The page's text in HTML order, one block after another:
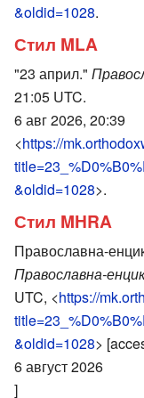
&oldid=1028.
Стил MLA
"23 април."
21:05 UTC.
6 авг 2026, 20:39
<https://
&oldid=1028>.
Стил MHRA
Православна-
Православна-
UTC, <https://
&oldid=1028>
6 август 2026
]